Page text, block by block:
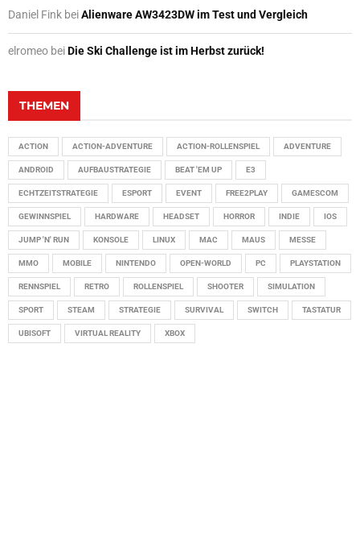
Daniel Fink beiAlienware AW3423DW im Test und Vergleich
elromeo beiDie Ski Challenge ist im Herbst zurück!
THEMEN
ACTION ACTION-ADVENTURE ACTION-ROLLENSPIEL ADVENTURE
ANDROID AUFBAUSTRATEGIE BEAT 'EM UP E3
ECHTZEITSTRATEGIE ESPORT EVENT FREE2PLAY GAMESCOM
GEWINNSPIEL HARDWARE HEADSET HORROR INDIE IOS
JUMP 'N' RUN KONSOLE LINUX MAC MAUS MESSE
MMO MOBILE NINTENDO OPEN-WORLD PC PLAYSTATION
RENNSPIEL RETRO ROLLENSPIEL SHOOTER SIMULATION
SPORT STEAM STRATEGIE SURVIVAL SWITCH TASTATUR
UBISOFT VIRTUAL REALITY XBOX